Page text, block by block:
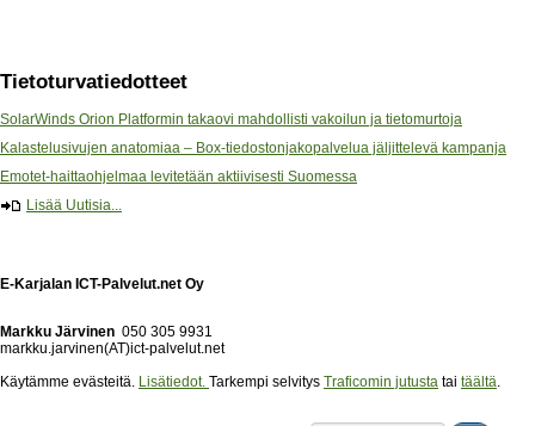
Tietoturvatiedotteet
SolarWinds Orion Platformin takaovi mahdollisti vakoilun ja tietomurtoja
Kalastelusivujen anatomiaa – Box-tiedostonjakopalvelua jäljittelevä kampanja
Emotet-haittaohjelmaa levitetään aktiivisesti Suomessa
Lisää Uutisia...
E-Karjalan ICT-Palvelut.net Oy
Markku Järvinen 050 305 9931
markku.jarvinen(AT)ict-palvelut.net
Käytämme evästeitä. Lisätiedot. Tarkempi selvitys Traficomin jutusta tai täältä